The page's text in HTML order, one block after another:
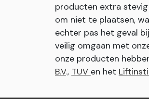
producten extra
om niet te plaatsen,
echter pas het geval
veilig omgaan met
onze producten
B.V., TUV en het